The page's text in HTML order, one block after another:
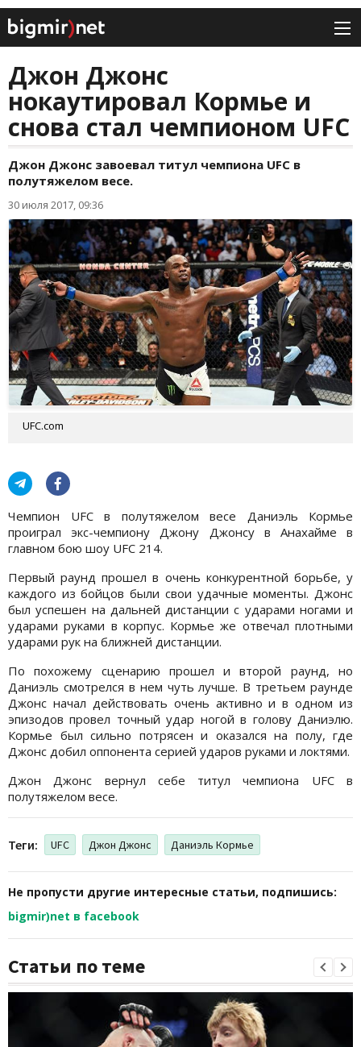
Джон Джонс
нокаутировал Кормье и
снова стал чемпионом UFC
Джон Джонс завоевал титул чемпиона UFC в
полутяжелом весе.
30 июля 2017, 09:36
UFC.com
Чемпион UFC в полутяжелом весе Даниэль Кормье
проиграл экс-чемпиону Джону Джонсу в Анахайме в
главном бою шоу UFC 214.
Первый раунд прошел в очень конкурентной борьбе, у
каждого из бойцов были свои удачные моменты. Джонс
был успешен на дальней дистанции с ударами ногами и
ударами руками в корпус. Кормье же отвечал плотными
ударами рук на ближней дистанции.
По похожему сценарию прошел и второй раунд, но
Даниэль смотрелся в нем чуть лучше. В третьем раунде
Джонс начал действовать очень активно и в одном из
эпизодов провел точный удар ногой в голову Даниэлю.
Кормье был сильно потрясен и оказался на полу, где
Джонс добил оппонента серией ударов руками и локтями.
Джон Джонс вернул себе титул чемпиона UFC в
полутяжелом весе.
Теги: UFC Джон Джонс Даниэль Кормье
Не пропусти другие интересные статьи, подпишись:
bigmir)net в facebook
Статьи по теме